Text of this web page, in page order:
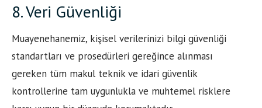
8. Veri Güvenliği
Muayenehanemiz, kişisel verilerinizi bilgi güvenliği
standartları ve prosedürleri gereğince alınması
gereken tüm makul teknik ve idari güvenlik
kontrollerine tam uygunlukla ve muhtemel risklere